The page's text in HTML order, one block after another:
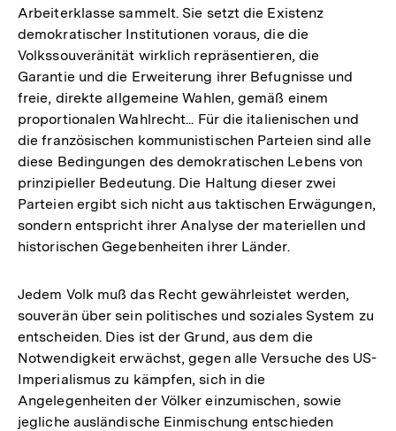
Arbeiterklasse sammelt. Sie setzt die Existenz
demokratischer Institutionen voraus, die die
Volkssouveränität wirklich repräsentieren, die
Garantie und die Erweiterung ihrer Befugnisse und
freie, direkte allgemeine Wahlen, gemäß einem
proportionalen Wahlrecht... Für die italienischen und
die französischen kommunistischen Parteien sind alle
diese Bedingungen des demokratischen Lebens von
prinzipieller Bedeutung. Die Haltung dieser zwei
Parteien ergibt sich nicht aus taktischen Erwägungen,
sondern entspricht ihrer Analyse der materiellen und
historischen Gegebenheiten ihrer Länder.
Jedem Volk muß das Recht gewährleistet werden,
souverän über sein politisches und soziales System zu
entscheiden. Dies ist der Grund, aus dem die
Notwendigkeit erwächst, gegen alle Versuche des US-
Imperialismus zu kämpfen, sich in die
Angelegenheiten der Völker einzumischen, sowie
jegliche ausländische Einmischung entschieden